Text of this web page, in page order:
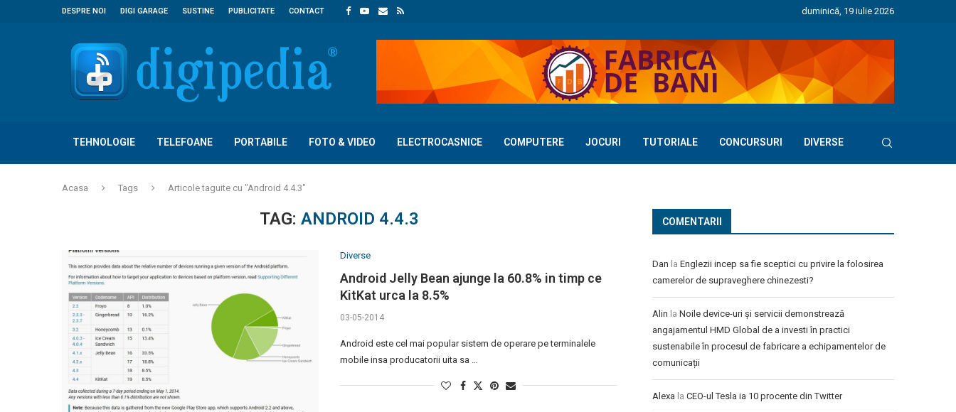
DESPRE NOI DIGI GARAGE SUSTINE PUBLICITATE CONTACT duminică, 19 iulie 2026
TEHNOLOGIE TELEFOANE PORTABILE FOTO & VIDEO ELECTROCASNICE COMPUTERE JOCURI TUTORIALE CONCURSURI DIVERSE
Acasa Tags Articole taguite cu "Android 4.4.3"
TAG: ANDROID 4.4.3
Diverse
Android Jelly Bean ajunge la 60.8% in timp ce
KitKat urca la 8.5%
03-05-2014
Android este cel mai popular sistem de operare pe terminalele
mobile insa producatorii uita sa …
COMENTARII
Dan la Englezii incep sa fie sceptici cu privire la folosirea
camerelor de supraveghere chinezesti?
Alin la Noile device-uri și servicii demonstrează
angajamentul HMD Global de a investi în practici
sustenabile în procesul de fabricare a echipamentelor de
comunicații
Alexa la CEO-ul Tesla ia 10 procente din Twitter